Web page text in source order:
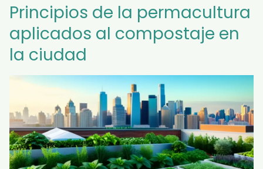
Principios de la permacultura
aplicados al compostaje en
la ciudad